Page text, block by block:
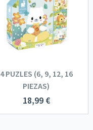
4 PUZLES (6, 9, 12, 16
PIEZAS)
18,99 €